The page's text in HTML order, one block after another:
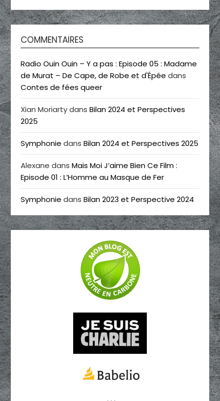
COMMENTAIRES
Radio Ouin Ouin – Y a pas : Episode 05 : Madame
de Murat – De Cape, de Robe et d'Épée dans
Contes de fées queer
Xian MoriartydansBilan 2024 et Perspectives
2025
Symphonie dansBilan 2024 et Perspectives 2025
Alexane dansMais Moi J’aime Bien Ce Film :
Episode 01 : L’Homme au Masque de Fer
Symphonie dansBilan 2023 et Perspective 2024